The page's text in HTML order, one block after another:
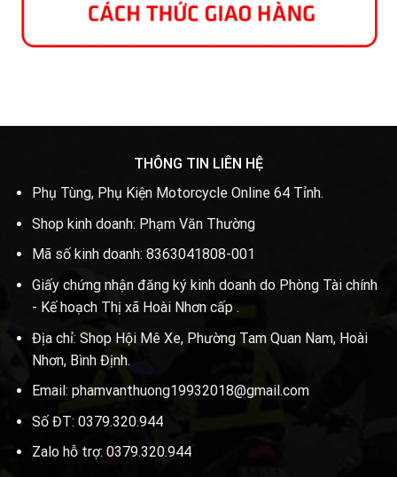
THÔNG TIN LIÊN HỆ
Phụ Tùng, Phụ Kiện Motorcycle Online 64 Tỉnh.
Shop kinh doanh: Phạm Văn Thường
Mã số kinh doanh: 8363041808-001
Giấy chứng nhận đăng ký kinh doanh do Phòng Tài chính
- Kế hoạch Thị xã Hoài Nhơn cấp .
Địa chỉ: Shop Hội Mê Xe, Phường Tam Quan Nam, Hoài
Nhơn, Bình Định.
Email: phamvanthuong19932018@gmail.com
Số ĐT: 0379.320.944
Zalo hỗ trợ: 0379.320.944